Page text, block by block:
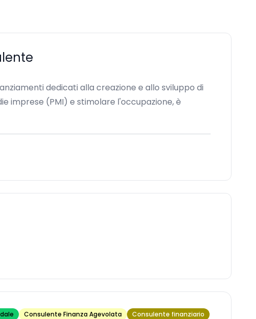
dedicati alla creazione e allo sviluppo di
imprese (PMI) e stimolare l'occupazione, è
Consulente Finanza Agevolata
Consulente finanziario